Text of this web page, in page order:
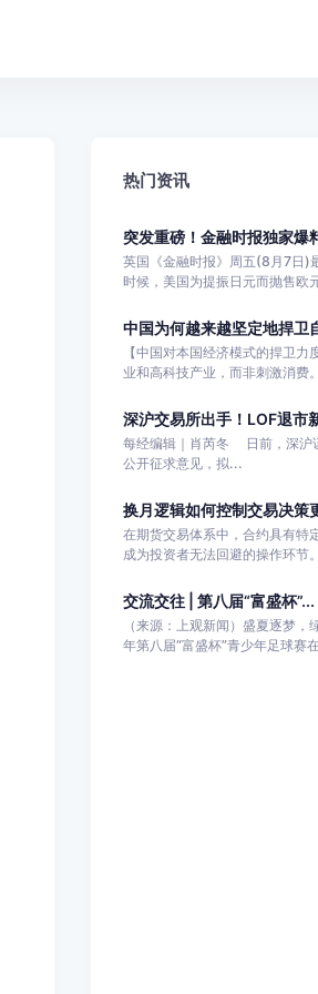
热门资讯
突发重磅！金融时报独家爆
英国《金融时报》周五(8月7日)
时候，美国为提振日元而抛售欧
中国为何越来越坚定地捍卫
【中国对本国经济模式的捍卫
业和高科技产业，而非刺激消费
深沪交易所出手！LOF退市
每经编辑｜肖芮冬 日前，深沪
公开征求意见，拟...
换月逻辑如何控制交易决策
在期货交易体系中，合约具有特
成为投资者无法回避的操作环节
交流交往 | 第八届“富盛杯”...
（来源：上观新闻）盛夏逐梦
年第八届“富盛杯”青少年足球赛